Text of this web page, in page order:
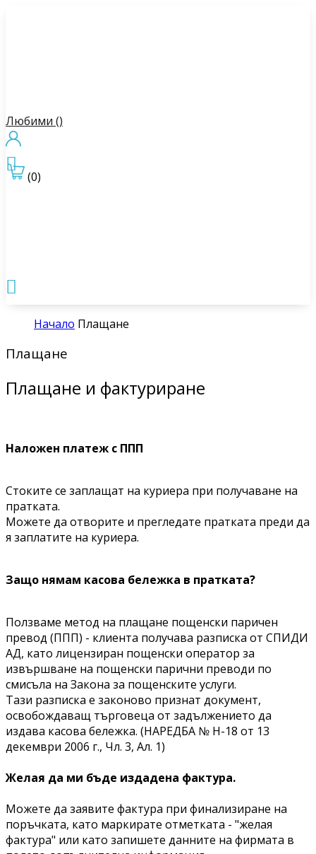
Любими ()
(0)


Начало Плащане
Плащане
Плащане и фактуриране
Наложен платеж с ППП
Стоките се заплащат на куриера при получаване на
пратката.
Можете да отворите и прегледате пратката преди да
я заплатите на куриера.
Защо нямам касова бележка в пратката?
Ползваме метод на плащане пощенски паричен
превод (ППП) - клиента получава разписка от СПИДИ
АД, като лицензиран пощенски оператор за
извършване на пощенски парични преводи по
смисъла на Закона за пощенските услуги.
Тази разписка е законово признат документ,
освобождаващ търговеца от задължението да
издава касова бележка. (НАРЕДБА № Н-18 от 13
декември 2006 г., Чл. 3, Ал. 1)
Желая да ми бъде издадена фактура.
Можете да заявите фактура при финализиране на
поръчката, като маркирате отметката - "желая
фактура" или като запишете данните на фирмата в